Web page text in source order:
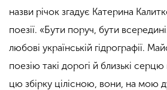
назви річок згадує Катерина
поезії. «Бути поруч, бути
любові українській гідрографії.
поезію такі дорогі й близькі
цю збірку цілісною, вони, на мою